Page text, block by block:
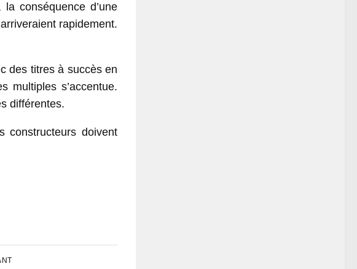
conséquence d’une
rapidement.
des titres à succès en
multiples s’accentue.
différentes.
constructeurs doivent